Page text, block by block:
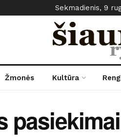
Sekmadienis, 9
Žmonės Kultūra
pasiekimai